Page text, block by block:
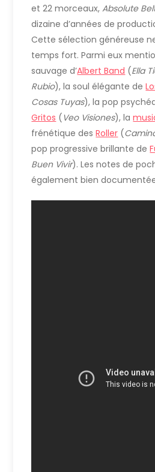
et 22 morceaux,Absolute
dizaine d’années de
Cette sélection généreuse
temps fort. Parmi eux
sauvage d’Albert Band (Ella
Rubio), la soul élégante de
Cosas Tuyas), la pop
Gritos ( Veo Visiones), la
frénétique desRoller (
pop progressive brillante de
Buen Vivir). Les notes de
également bien